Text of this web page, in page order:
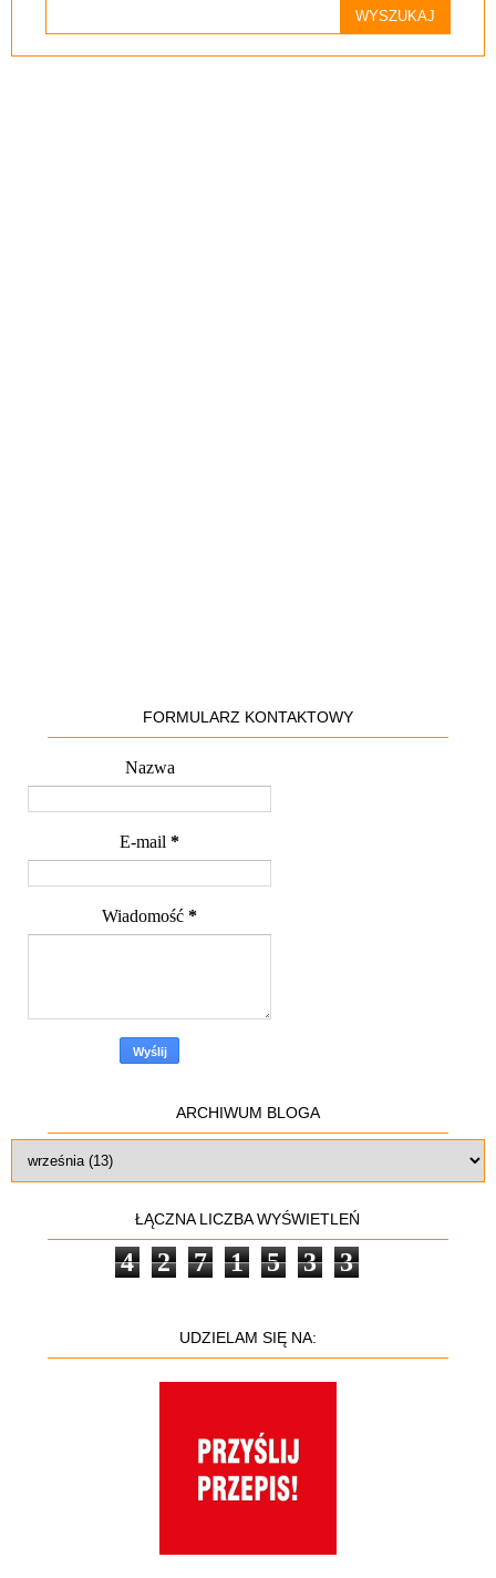
FORMULARZ KONTAKTOWY
Nazwa
E-mail *
Wiadomość *
ARCHIWUM BLOGA
ŁĄCZNA LICZBA WYŚWIETLEŃ
4 2 7 1 5 3 3
UDZIELAM SIĘ NA: